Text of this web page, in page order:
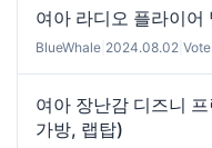
여아 라디오 플라이어
BlueWhale 2024.08.02
여아 장난감 디즈니
가방, 랩탑)